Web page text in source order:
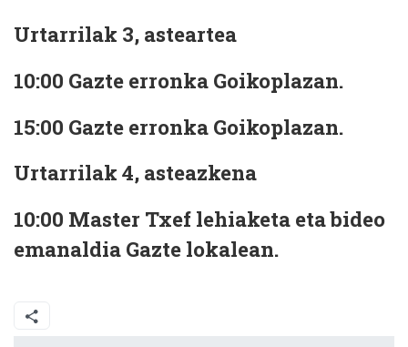
Urtarrilak 3, asteartea
10:00 Gazte erronka Goikoplazan.
15:00 Gazte erronka Goikoplazan.
Urtarrilak 4, asteazkena
10:00 Master Txef lehiaketa eta bideo
emanaldia Gazte lokalean.